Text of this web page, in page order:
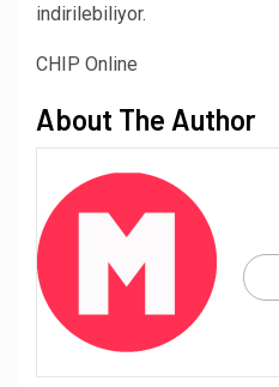
indirilebiliyor.
CHIP Online
About The Author